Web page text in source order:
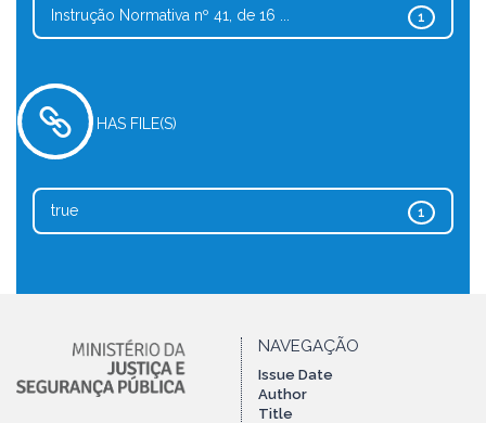
1
Instrução Normativa nº 41, de 16 ...
HAS FILE(S)
1
true
NAVEGAÇÃO
Issue Date
Author
Title